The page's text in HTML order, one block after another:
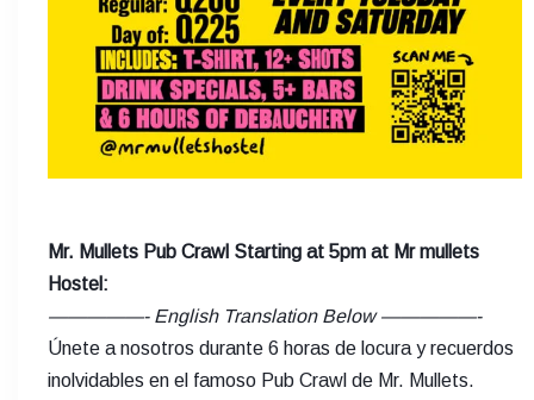
Mr. Mullets Pub Crawl Starting at 5pm at Mr mullets
Hostel:
—————- English Translation Below —————-
Únete a nosotros durante 6 horas de locura y recuerdos
inolvidables en el famoso Pub Crawl de Mr. Mullets.